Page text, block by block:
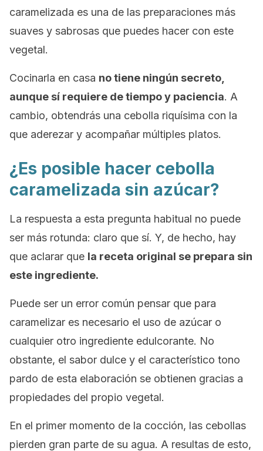
caramelizada es una de las preparaciones más
suaves y sabrosas que puedes hacer con este
vegetal.
Cocinarla en casa no tiene ningún secreto,
aunque sí requiere de tiempo y paciencia. A
cambio, obtendrás una cebolla riquísima con la
que aderezar y acompañar múltiples platos.
¿Es posible hacer cebolla
caramelizada sin azúcar?
La respuesta a esta pregunta habitual no puede
ser más rotunda: claro que sí. Y, de hecho, hay
que aclarar que la receta original se prepara sin
este ingrediente.
Puede ser un error común pensar que para
caramelizar es necesario el uso de azúcar o
cualquier otro ingrediente edulcorante. No
obstante, el sabor dulce y el característico tono
pardo de esta elaboración se obtienen gracias a
propiedades del propio vegetal.
En el primer momento de la cocción, las cebollas
pierden gran parte de su agua. A resultas de esto,